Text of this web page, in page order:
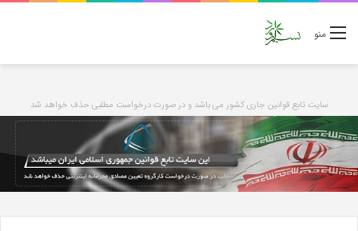
منو
سایت تابع قوانین جاری کشور می باشد و در صورت درخواست مطلبی حذف خواهد شد